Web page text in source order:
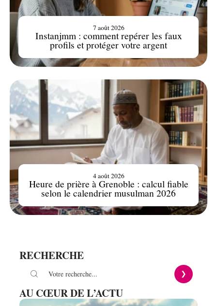
Instanjmm : comment repérer les faux
profils et protéger votre argent
7 août 2026
Heure de prière à Grenoble : calcul fiable
selon le calendrier musulman 2026
4 août 2026
RECHERCHE
AU CŒUR DE L’ACTU